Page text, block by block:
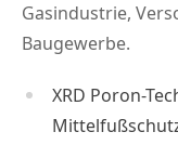
Gasindustrie,
Baugewerbe.
XRD Poron-